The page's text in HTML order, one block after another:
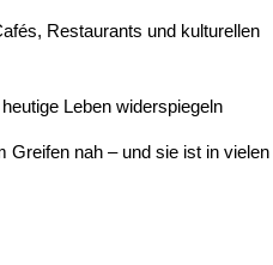
Restaurants und kulturellen
Leben widerspiegeln
Greifen nah – und sie ist in vielen